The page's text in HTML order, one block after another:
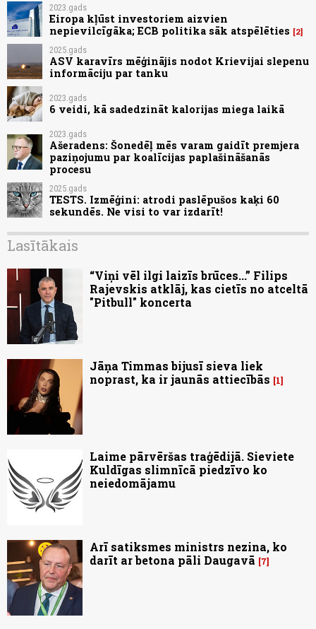
2023.gads
Eiropa kļūst investoriem aizvien
nepievilcīgāka; ECB politika sāk atspēlēties
2
2025.gads
ASV karavīrs mēģinājis nodot Krievijai slepenu
informāciju par tanku
2023.gads
6 veidi, kā sadedzināt kalorijas miega laikā
2023.gads
Ašeradens: Šonedēļ mēs varam gaidīt premjera
paziņojumu par koalīcijas paplašināšanās
procesu
2025.gads
TESTS. Izmēģini: atrodi paslēpušos kaķi 60
sekundēs. Ne visi to var izdarīt!
Lasītākais
“Viņi vēl ilgi laizīs brūces...” Filips
Rajevskis atklāj, kas cietīs no atceltā
"Pitbull" koncerta
Jāņa Timmas bijusī sieva liek
noprast, ka ir jaunās attiecībās
1
Laime pārvēršas traģēdijā. Sieviete
Kuldīgas slimnīcā piedzīvo ko
neiedomājamu
Arī satiksmes ministrs nezina, ko
darīt ar betona pāli Daugavā
7